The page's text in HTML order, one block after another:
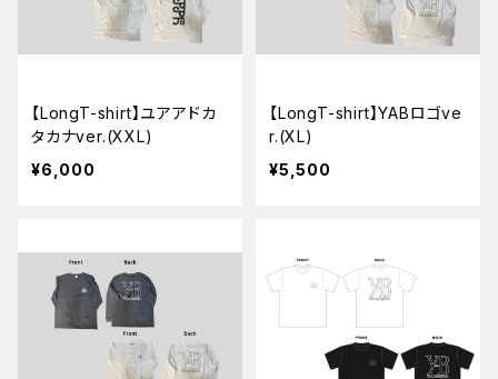
【LongT-shirt】ユアアドカ
タカナver.(XXL)
¥6,000
【LongT-shirt】YABロゴve
r.(XL)
¥5,500